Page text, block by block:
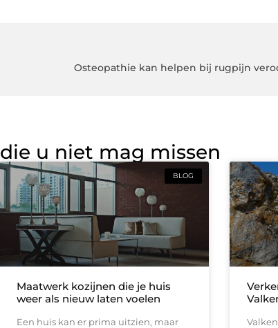
Osteopathie kan helpen bij rugpijn
die u niet mag missen
BLOG
Maatwerk kozijnen die je huis
weer als nieuw laten voelen
Een huis kan er prima uitzien, maar